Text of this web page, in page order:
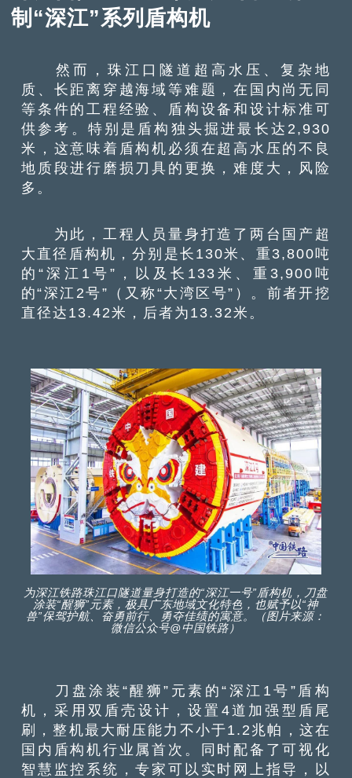
制“深江”系列盾构机
然而，珠江口隧道超高水压、复杂地
质、长距离穿越海域等难题，在国内尚无同
等条件的工程经验、盾构设备和设计标准可
供参考。特别是盾构独头掘进最长达2,930
米，这意味着盾构机必须在超高水压的不良
地质段进行磨损刀具的更换，难度大，风险
多。
为此，工程人员量身打造了两台国产超
大直径盾构机，分别是长130米、重3,800吨
的“深江1号”，以及长133米、重3,900吨
的“深江2号”（又称“大湾区号”）。前者开挖
直径达13.42米，后者为13.32米。
为深江铁路珠江口隧道量身打造的“深江一号”盾构机，刀盘
涂装“醒狮”元素，极具广东地域文化特色，也赋予以“神
兽”保驾护航、奋勇前行、勇夺佳绩的寓意。（图片来源：
微信公众号@中国铁路）
刀盘涂装“醒狮”元素的“深江1号”盾构
机，采用双盾壳设计，设置4道加强型盾尾
刷，整机最大耐压能力不小于1.2兆帕，这在
国内盾构机行业属首次。同时配备了可视化
智慧监控系统，专家可以实时网上指导，以